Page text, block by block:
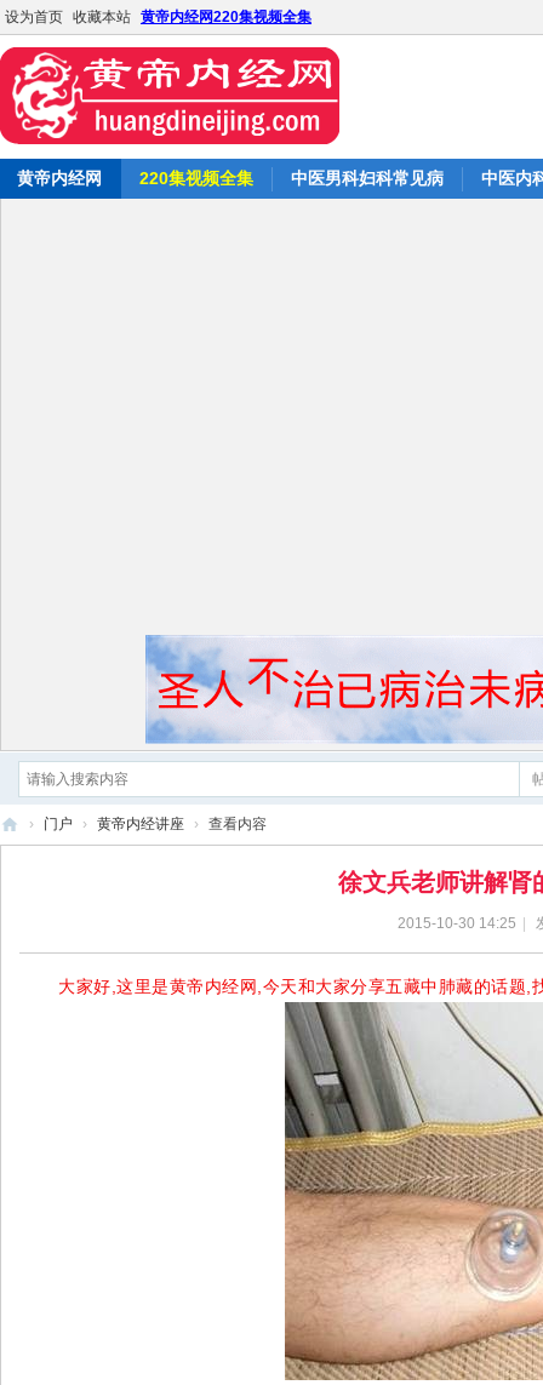
设为首页 收藏本站 黄帝内经网220集视频全集
黄帝内经网 220集视频全集 中医男科妇科常见病 中医内
› 门户 › 黄帝内经讲座 › 查看内容
徐文兵老师讲解肾
2015-10-30 14:25
大家好,这里是黄帝内经网,今天和大家分享五藏中肺藏的话题